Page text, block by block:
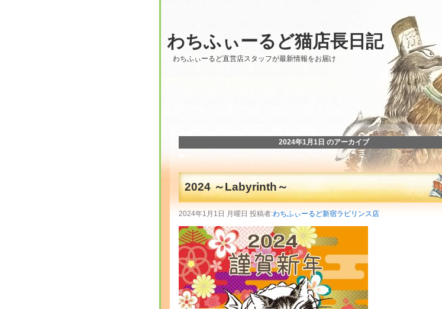
わちふぃーるど猫店長日記
わちふぃーるど直営店スタッフが最新情報をお届け
2024年1月1日 のアーカイブ
2024 ～Labyrinth～
2024年1月1日 月曜日 投稿者:わちふぃーるど新宿ラビリンス店